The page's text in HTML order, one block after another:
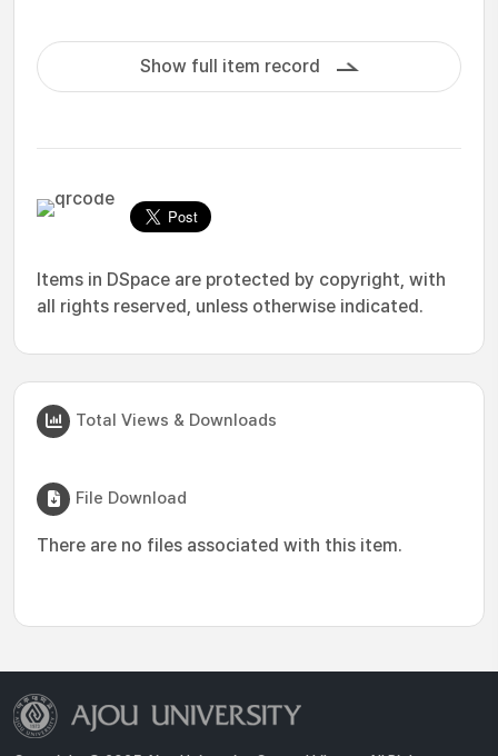
Show full item record
Items in DSpace are protected by copyright, with
all rights reserved, unless otherwise indicated.
Total Views & Downloads
File Download
There are no files associated with this item.